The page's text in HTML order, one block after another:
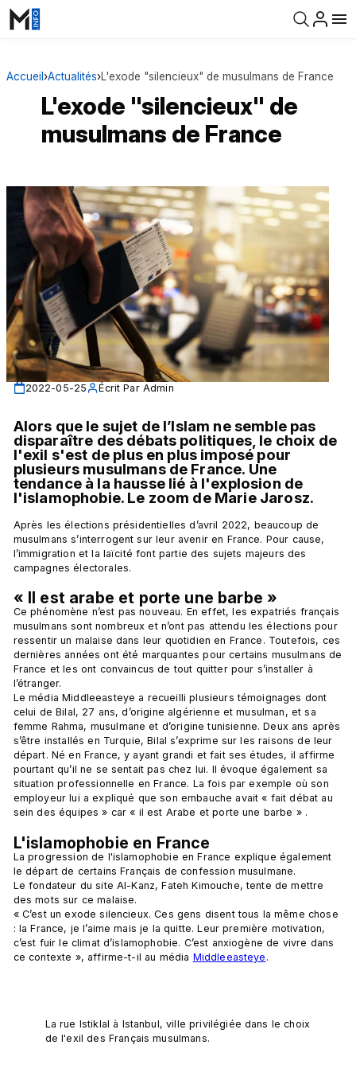
Accueil ›Actualités›L'exode "silencieux" de musulmans de France
L'exode "silencieux" de
musulmans de France
2022-05-25 Écrit Par Admin
Alors que le sujet de l’Islam ne semble pas
disparaître des débats politiques, le choix de
l'exil s'est de plus en plus imposé pour
plusieurs musulmans de France. Une
tendance à la hausse lié à l'explosion de
l'islamophobie. Le zoom de Marie Jarosz.
Après les élections présidentielles d’avril 2022, beaucoup de
musulmans s’interrogent sur leur avenir en France. Pour cause,
l’immigration et la laïcité font partie des sujets majeurs des
campagnes électorales.
« Il est arabe et porte une barbe »
Ce phénomène n’est pas nouveau. En effet, les expatriés français
musulmans sont nombreux et n’ont pas attendu les élections pour
ressentir un malaise dans leur quotidien en France. Toutefois, ces
dernières années ont été marquantes pour certains musulmans de
France et les ont convaincus de tout quitter pour s’installer à
l’étranger.
Le média Middleeasteye a recueilli plusieurs témoignages dont
celui de Bilal, 27 ans, d’origine algérienne et musulman, et sa
femme Rahma, musulmane et d’origine tunisienne. Deux ans après
s’être installés en Turquie, Bilal s’exprime sur les raisons de leur
départ. Né en France, y ayant grandi et fait ses études, il affirme
pourtant qu’il ne se sentait pas chez lui. Il évoque également sa
situation professionnelle en France. La fois par exemple où son
employeur lui a expliqué que son embauche avait « fait débat au
sein des équipes » car « il est Arabe et porte une barbe » .
L'islamophobie en France
La progression de l'islamophobie en France explique également
le départ de certains Français de confession musulmane.
Le fondateur du site Al-Kanz, Fateh Kimouche, tente de mettre
des mots sur ce malaise.
« C’est un exode silencieux. Ces gens disent tous la même chose
: la France, je l’aime mais je la quitte. Leur première motivation,
c’est fuir le climat d’islamophobie. C’est anxiogène de vivre dans
ce contexte », affirme-t-il au média Middleeasteye .
La rue Istiklal à Istanbul, ville privilégiée dans le choix
de l'exil des Français musulmans.